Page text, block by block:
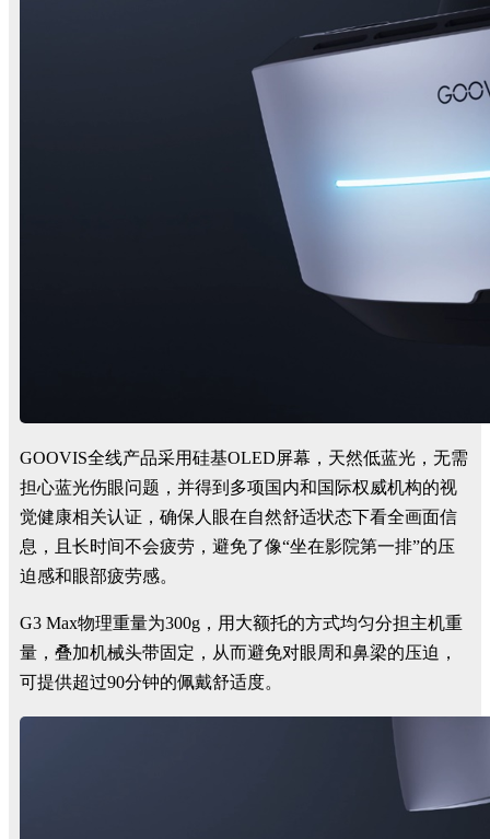
GOOVIS全线产品采用硅基OLED屏幕，天然低蓝光，无需
担心蓝光伤眼问题，并得到多项国内和国际权威机构的视
觉健康相关认证，确保人眼在自然舒适状态下看全画面信
息，且长时间不会疲劳，避免了像“坐在影院第一排”的压
迫感和眼部疲劳感。
G3 Max物理重量为300g，用大额托的方式均匀分担主机重
量，叠加机械头带固定，从而避免对眼周和鼻梁的压迫，
可提供超过90分钟的佩戴舒适度。